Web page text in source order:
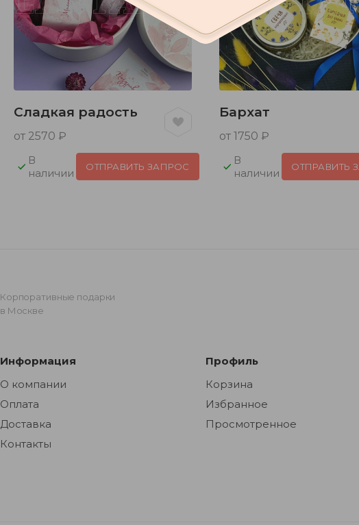
Сладкая радость
от 2570 ₽
В
наличии
ОТПРАВИТЬ ЗАПРОС
Бархат
от 1750 ₽
В
наличии
ОТПРАВИТЬ
Корпоративные подарки
в Москве
Информация
О компании
Оплата
Доставка
Контакты
Профиль
Корзина
Избранное
Просмотренное